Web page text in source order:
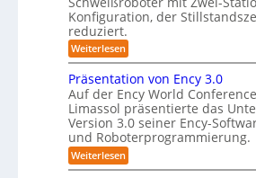
K
a
m
e
r
a
s
y
s
t
e
e
f
ü
r
R
e
i
n
r
t
u
g
s
v
e
r
g
l
e
i
c
h
Konfiguration, der
reduziert.
Weiterlesen:
Z
w
e
i
-
S
t
a
t
i
Präsentation von Ency 3.0
Auf der Ency World
Limassol präsentierte das
Version 3.0 seiner Ency-
und Roboterprogrammierung.
Weiterlesen:
P